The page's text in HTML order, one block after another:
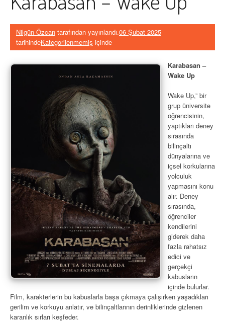
Nilgün Özcan tarafından yayınlandı.06 Şubat 2025
tarihindeKategorilenmemiş içinde
Karabasan –
Wake Up
Wake Up,” bir
grup üniversite
öğrencisinin,
yaptıkları deney
sırasında
bilinçaltı
dünyalarına ve
içsel korkularına
yolculuk
yapmasını konu
alır. Deney
sırasında,
öğrenciler
kendilerini
giderek daha
fazla rahatsız
edici ve
gerçekçi
kabusların
içinde bulurlar.
Film, karakterlerin bu kabuslarla başa çıkmaya çalışırken yaşadıkları
gerilim ve korkuyu anlatır, ve bilinçaltlarının derinliklerinde gizlenen
karanlık sırları keşfeder.